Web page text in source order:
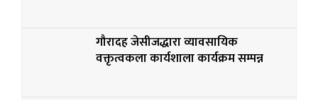
गौरादह जेसीजद्धारा व्यावसायिक
वक्तृत्वकला कार्यशाला कार्यक्रम सम्पन्न